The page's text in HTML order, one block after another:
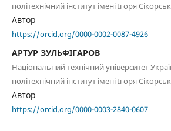
політехнічний інститут імені Ігоря
Автор
https://orcid.org/0000-0002-0087-4926
АРТУР ЗУЛЬФІГАРОВ
Національний технічний університет
політехнічний інститут імені Ігоря
Автор
https://orcid.org/0000-0003-2840-0607